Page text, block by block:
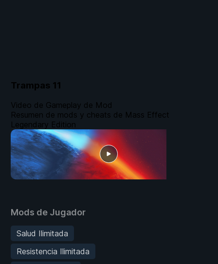
Trampas 11
Mods de Jugador
Salud Ilimitada
Resistencia Ilimitada
Video de Gameplay de Mod
Resumen de mods y cheats de Mass Effect
Legendary Edition